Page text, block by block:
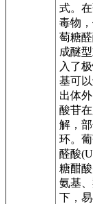
式。
毒物
萄糖
成醚
入了
基可
出体
酸苷
解，
环。
醛酸
糖酣
氨基
下，